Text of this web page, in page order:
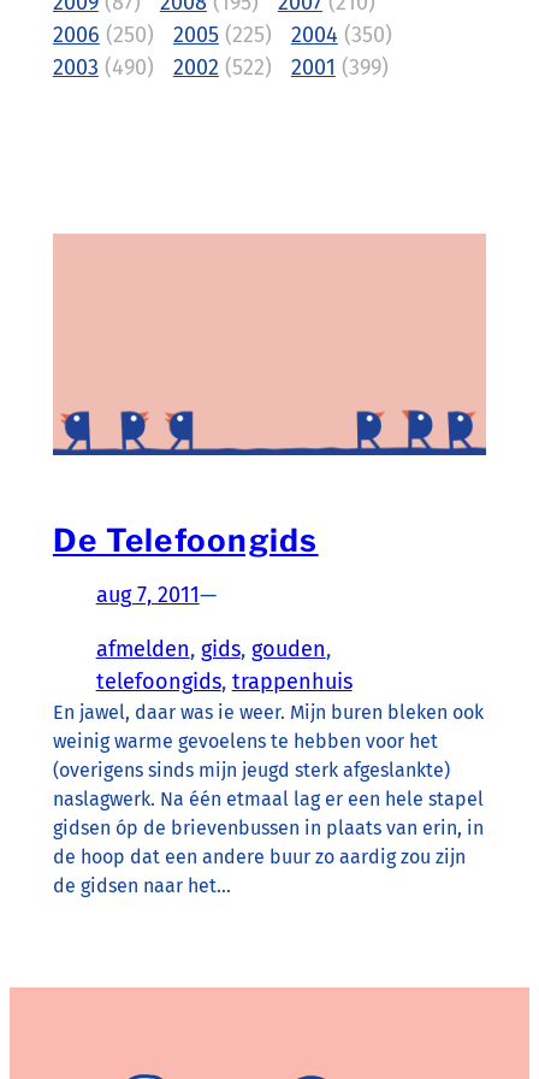
2006 (250) 2005(225) 2004 (350)
2003 (490) 2002 (522) 2001 (399)
De Telefoongids
aug 7, 2011—
afmelden, gids, gouden ,
telefoongids, trappenhuis
En jawel, daar was ie weer. Mijn buren bleken ook
weinig warme gevoelens te hebben voor het
(overigens sinds mijn jeugd sterk afgeslankte)
naslagwerk. Na één etmaal lag er een hele stapel
gidsen óp de brievenbussen in plaats van erin, in
de hoop dat een andere buur zo aardig zou zijn
de gidsen naar het…